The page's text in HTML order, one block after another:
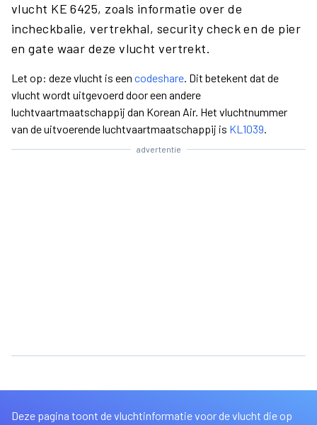
vlucht KE 6425, zoals informatie over de
incheckbalie, vertrekhal, security check en de pier
en gate waar deze vlucht vertrekt.
Let op: deze vlucht is een codeshare. Dit betekent dat de
vlucht wordt uitgevoerd door een andere
luchtvaartmaatschappij dan Korean Air. Het vluchtnummer
van de uitvoerende luchtvaartmaatschappij is KL1039.
advertentie
Deze pagina toont de vluchtinformatie voor de vlucht die op